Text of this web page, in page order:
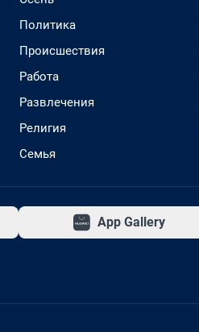
Политика
Происшествия
Работа
Развлечения
Религия
Семья
App Gallery